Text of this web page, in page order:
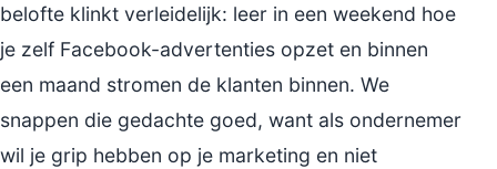
belofte klinkt verleidelijk: leer in een weekend hoe
je zelf Facebook-advertenties opzet en binnen
een maand stromen de klanten binnen. We
snappen die gedachte goed, want als ondernemer
wil je grip hebben op je marketing en niet